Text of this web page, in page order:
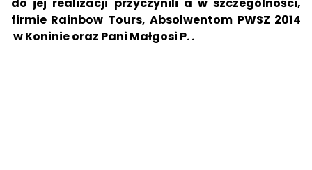
do jej realizacji przyczynili a w szczególności,
firmie Rainbow Tours, Absolwentom PWSZ 2014
w Koninie oraz Pani Małgosi P. .